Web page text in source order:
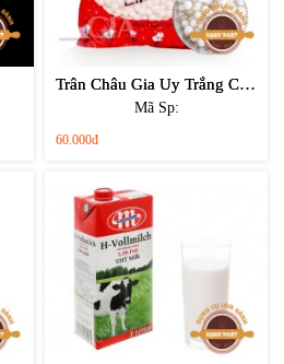
Trân Châu Gia Uy Trắng Caramel
Mã Sp:
60.000đ